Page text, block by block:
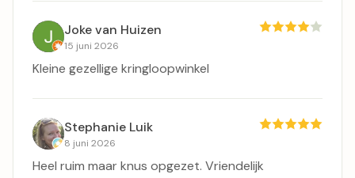
Joke van Huizen
15 juni 2026
Kleine gezellige kringloopwinkel
Stephanie Luik
8 juni 2026
Heel ruim maar knus opgezet. Vriendelijk